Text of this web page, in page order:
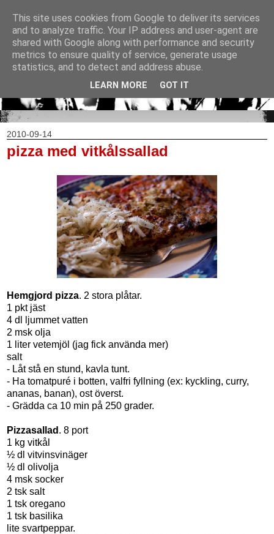
2010-09-14
pizza med vitkålssallad
Hemgjord pizza. 2 stora plåtar.
1 pkt jäst
4 dl ljummet vatten
2 msk olja
1 liter vetemjöl (jag fick använda mer)
salt
- Låt stå en stund, kavla tunt.
- Ha tomatpuré i botten, valfri fyllning (ex: kyckling, curry,
ananas, banan), ost överst.
- Grädda ca 10 min på 250 grader.
Pizzasallad . 8 port
1 kg vitkål
½ dl vitvinsvinäger
½ dl olivolja
4 msk socker
2 tsk salt
1 tsk oregano
1 tsk basilika
lite svartpeppar.
This site uses cookies from Google to deliver its services
and to analyze traffic. Your IP address and user-agent are
shared with Google along with performance and security
metrics to ensure quality of service, generate usage
statistics, and to detect and address abuse.
LEARN MORE GOT IT